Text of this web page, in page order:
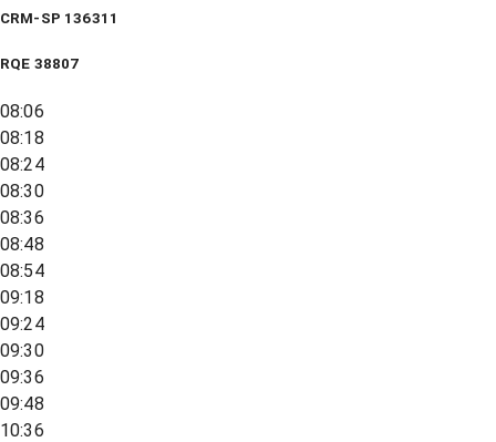
CRM-SP 136311
RQE 38807
08:06
08:18
08:24
08:30
08:36
08:48
08:54
09:18
09:24
09:30
09:36
09:48
10:36